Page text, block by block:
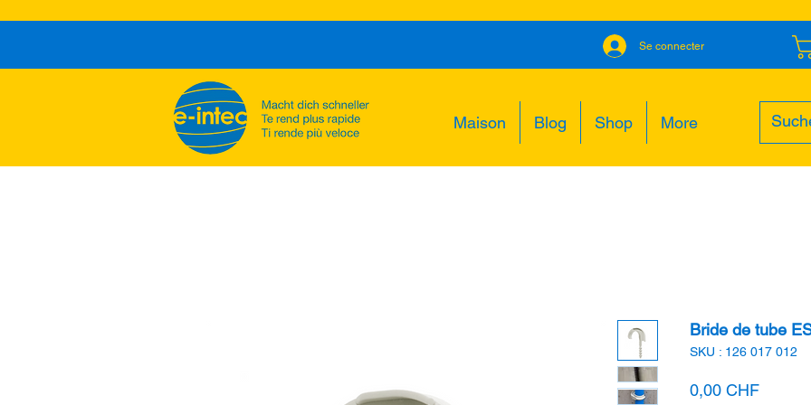
Se connecter
Maison Blog Shop More
Bride de tube
SKU : 126 017 012
0,00 CHFPrix